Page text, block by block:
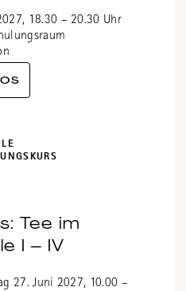
18.30 – 20.30 Uhr
Tee im
I – IV
27. Juni 2027, 10.00 –